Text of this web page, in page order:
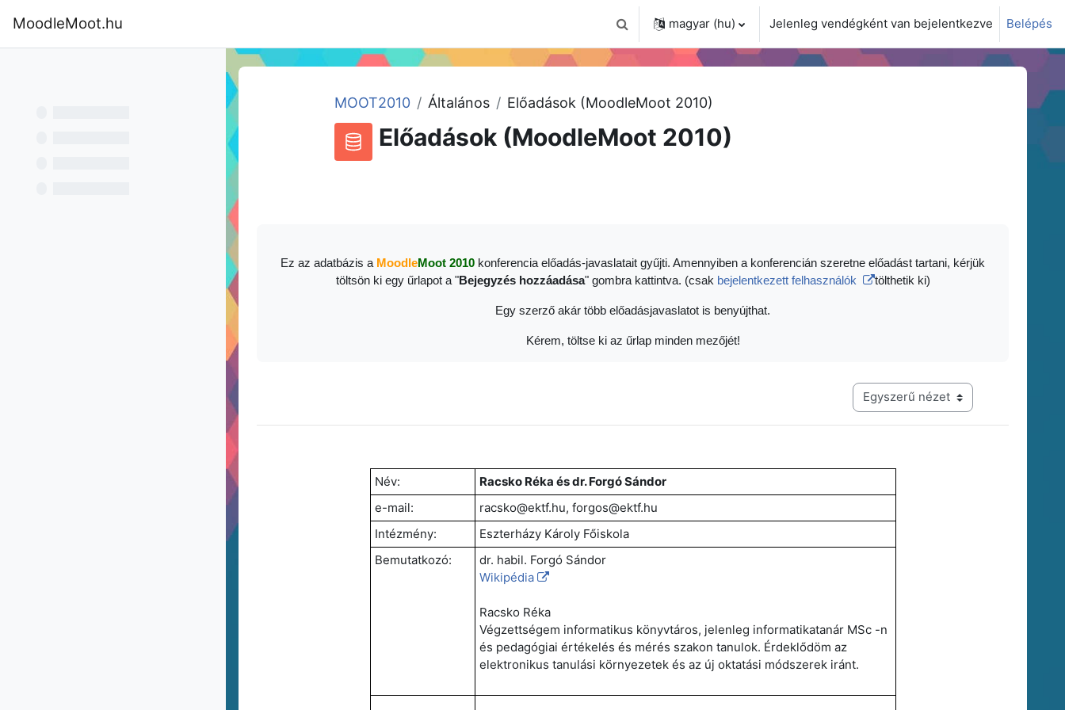
MoodleMoot.hu Keresési bemeneti adatok váltása
magyar ‎(hu)‎ Jelenleg vendégként van bejelentkezve Belépés
MOOT2010 Általános Előadások (MoodleMoot 2010)
Előadások (MoodleMoot 2010)
Ez az adatbázis a MoodleMoot 2010 konferencia előadás-javaslatait gyűjti. Amennyiben a konferencián szeretne előadást tartani, kérjük
töltsön ki egy űrlapot a "Bejegyzés hozzáadása" gombra kattintva. (csak bejelentkezett felhasználók tölthetik ki)
Egy szerző akár több előadásjavaslatot is benyújthat.
Kérem, töltse ki az űrlap minden mezőjét!
Harmadik szintű navigáció megtekintési módja
Név:
Racsko Réka és dr. Forgó Sándor
e-mail:
racsko@ektf.hu, forgos@ektf.hu
Intézmény:
Eszterházy Károly Főiskola
Bemutatkozó:
dr. habil. Forgó Sándor
Wikipédia
Racsko Réka
Végzettségem informatikus könyvtáros, jelenleg informatikatanár MSc -n
és pedagógiai értékelés és mérés szakon tanulok. Érdeklődöm az
elektronikus tanulási környezetek és az új oktatási módszerek iránt.